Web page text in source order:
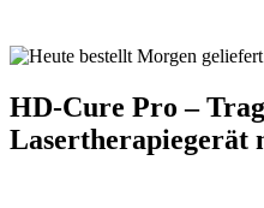
HD-Cure Pro –
Lasertherapiegerät